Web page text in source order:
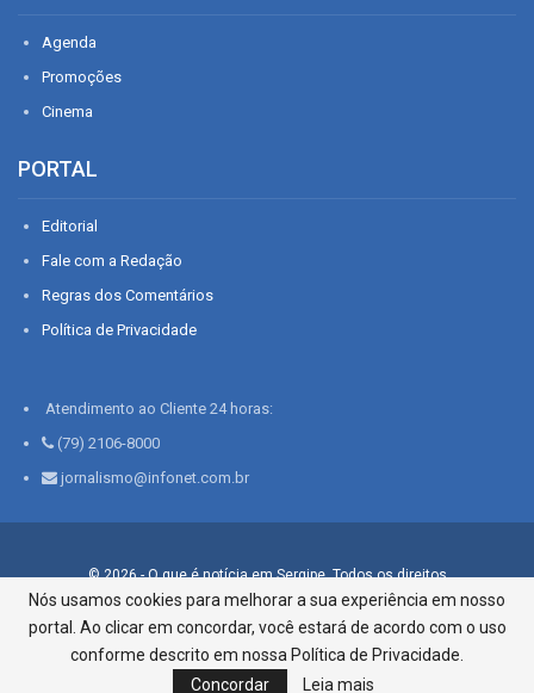
Agenda
Promoções
Cinema
PORTAL
Editorial
Fale com a Redação
Regras dos Comentários
Política de Privacidade
Atendimento ao Cliente 24 horas:
(79) 2106-8000
jornalismo@infonet.com.br
© 2026 - O que é notícia em Sergipe. Todos os direitos
reservados.
Infonet - Rua Monsenhor Silveira 276, Bairro São José |
Aracaju-SE, CEP 49015-030, Fone: 79.2106.8000 - CI Centro de
Informações LTDA
Nós usamos cookies para melhorar a sua experiência em nosso
portal. Ao clicar em concordar, você estará de acordo com o uso
conforme descrito em nossa Política de Privacidade.
Concordar
Leia mais